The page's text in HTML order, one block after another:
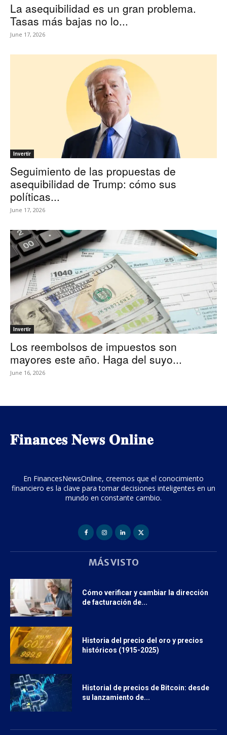
La asequibilidad es un gran problema.
Tasas más bajas no lo...
June 17, 2026
Invertir
Seguimiento de las propuestas de
asequibilidad de Trump: cómo sus
políticas...
June 17, 2026
Invertir
Los reembolsos de impuestos son
mayores este año. Haga del suyo...
June 16, 2026
𝐅𝐢𝐧𝐚𝐧𝐜𝐞𝐬 𝐍𝐞𝐰𝐬 𝐎𝐧𝐥𝐢𝐧𝐞
En FinancesNewsOnline, creemos que el conocimiento
financiero es la clave para tomar decisiones inteligentes en un
mundo en constante cambio.
MÁS VISTO
Cómo verificar y cambiar la dirección
de facturación de...
Historia del precio del oro y precios
históricos (1915-2025)
Historial de precios de Bitcoin: desde
su lanzamiento de...